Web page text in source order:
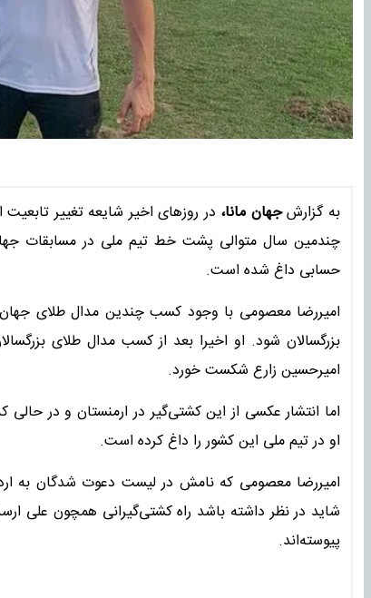
به گزارشجهان مانا، در روزهای اخیر شایعه تغییر
چندمین سال متوالی پشت خط تیم ملی در مسابقات
حسابی داغ شده است.
امیررضا معصومی با وجود کسب چندین مدال طلای جهان
بزرگسالان شود. او اخیرا بعد از کسب مدال طلای
امیرحسین زارع شکست خورد.
اما انتشار عکسی از این کشتی‌گیر در ارمنستان و در
او در تیم ملی این کشور را داغ کرده است.
امیررضا معصومی که نامش در لیست دعوت شدگان به
شاید در نظر داشته باشد راه کشتی‌گیرانی همچون علی
پیوسته‌اند.